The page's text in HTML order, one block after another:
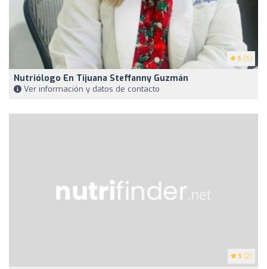
5 (5)
Nutriólogo En Tijuana Steffanny Guzmán
Ver información y datos de contacto
5 (2)